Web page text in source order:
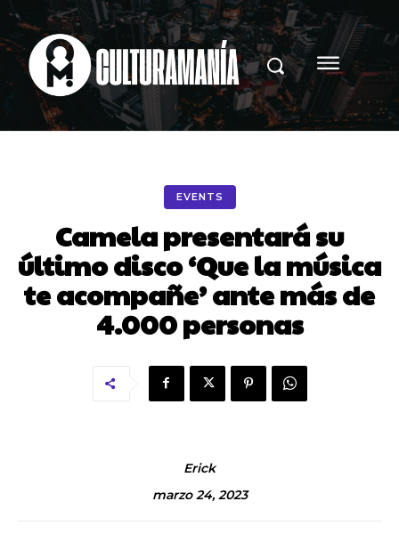
EVENTS
Camela presentará su
último disco ‘Que la música
te acompañe’ ante más de
4.000 personas
Erick
marzo 24, 2023